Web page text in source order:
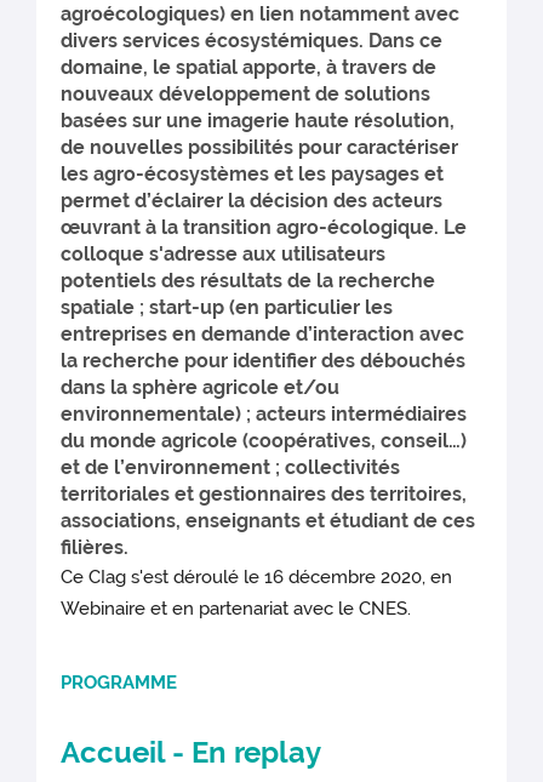
agroécologiques) en lien notamment avec
divers services écosystémiques. Dans ce
domaine, le spatial apporte, à travers de
nouveaux développement de solutions
basées sur une imagerie haute résolution,
de nouvelles possibilités pour caractériser
les agro-écosystèmes et les paysages et
permet d’éclairer la décision des acteurs
œuvrant à la transition agro-écologique. Le
colloque s'adresse aux utilisateurs
potentiels des résultats de la recherche
spatiale ; start-up (en particulier les
entreprises en demande d’interaction avec
la recherche pour identifier des débouchés
dans la sphère agricole et/ou
environnementale) ; acteurs intermédiaires
du monde agricole (coopératives, conseil…)
et de l’environnement ; collectivités
territoriales et gestionnaires des territoires,
associations, enseignants et étudiant de ces
filières.
Ce CIag s'est déroulé le 16 décembre 2020, en
Webinaire et en partenariat avec le CNES.
PROGRAMME
Accueil - En replay